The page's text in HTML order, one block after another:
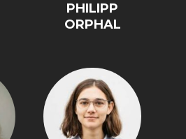
PHILIPP
ORPHAL